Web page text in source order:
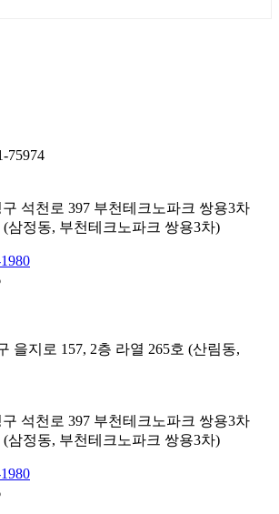
75974
석천로 397 부천테크노파크 쌍용3차
(삼정동, 부천테크노파크 쌍용3차)
을지로 157, 2층 라열 265호 (산림동,
석천로 397 부천테크노파크 쌍용3차
(삼정동, 부천테크노파크 쌍용3차)